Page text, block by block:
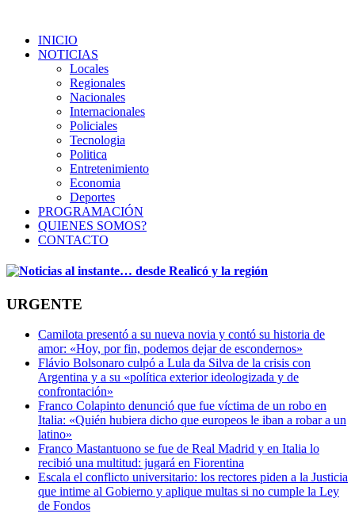
INICIO
NOTICIAS
Locales
Regionales
Nacionales
Internacionales
Policiales
Tecnologia
Politica
Entretenimiento
Economia
Deportes
PROGRAMACIÓN
QUIENES SOMOS?
CONTACTO
URGENTE
Camilota presentó a su nueva novia y contó su historia de
amor: «Hoy, por fin, podemos dejar de escondernos»
Flávio Bolsonaro culpó a Lula da Silva de la crisis con
Argentina y a su «política exterior ideologizada y de
confrontación»
Franco Colapinto denunció que fue víctima de un robo en
Italia: «Quién hubiera dicho que europeos le iban a robar a un
latino»
Franco Mastantuono se fue de Real Madrid y en Italia lo
recibió una multitud: jugará en Fiorentina
Escala el conflicto universitario: los rectores piden a la Justicia
que intime al Gobierno y aplique multas si no cumple la Ley
de Fondos